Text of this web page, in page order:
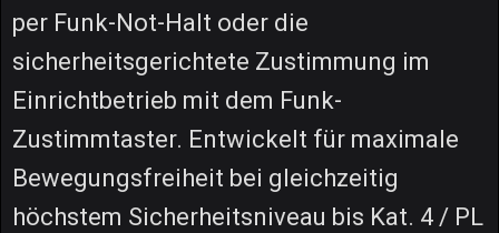
per Funk-Not-Halt oder die
sicherheitsgerichtete Zustimmung im
Einrichtbetrieb mit dem Funk-
Zustimmtaster. Entwickelt für maximale
Bewegungsfreiheit bei gleichzeitig
höchstem Sicherheitsniveau bis Kat. 4 / PL